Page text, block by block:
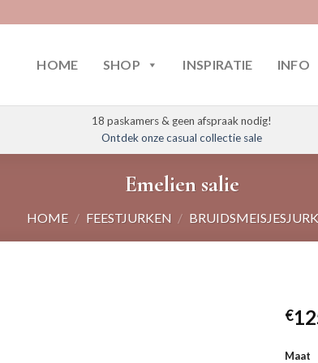
HOME SHOP INSPIRATIE INFO
18 paskamers & geen afspraak nodig!
Ontdek onze casual collectie sale
Emelien salie
HOME / FEESTJURKEN /
€
Maat